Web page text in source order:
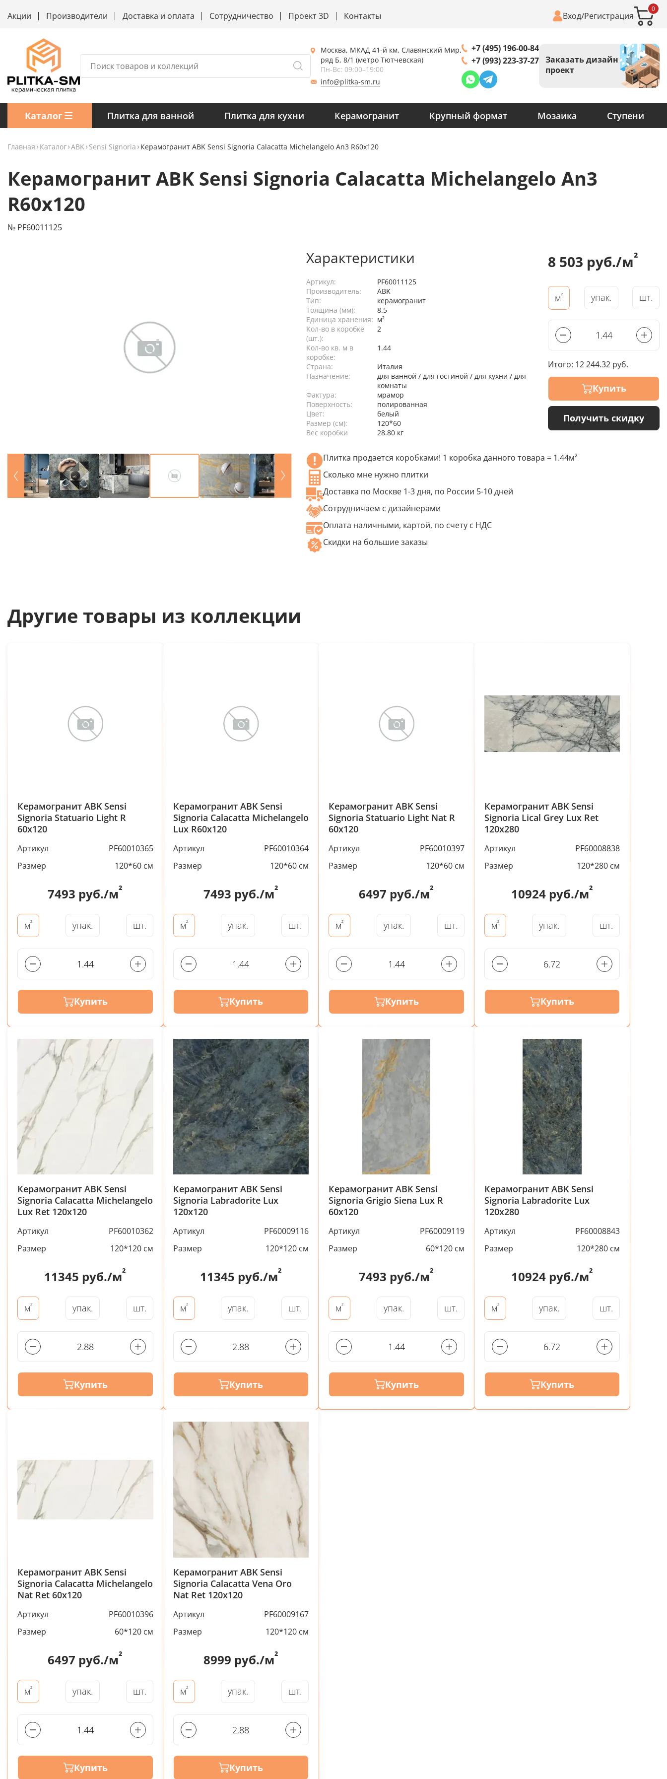
Акции Производители Доставка и оплата Сотрудничество Проект 3D Контакты Вход/Регистрация
0
Москва, МКАД 41-й км, Славянский Мир,
ряд Б, 8/1 (метро Тютчевская)
Пн-Вс: 09:00–19:00
info@plitka-sm.ru
+7 (495) 196-00-84
+7 (993) 223-37-27 Заказать дизайн
проект
Каталог Плитка для ванной Плитка для кухни Керамогранит Крупный формат Мозаика Ступени
Главная Каталог ABK Sensi Signoria Керамогранит ABK Sensi Signoria Calacatta Michelangelo An3 R60x120
Керамогранит ABK Sensi Signoria Calacatta Michelangelo An3
R60x120
№ PF60011125
Характеристики
Артикул:
PF60011125
Производитель:
ABK
Тип:
керамогранит
Толщина (мм):
8.5
Единица хранения: м²
Кол-во в коробке
(шт.):
2
Кол-во кв. м в
коробке:
1.44
Страна:
Италия
Назначение:
для ванной / для гостиной / для кухни / для
комнаты
Фактура:
мрамор
Поверхность:
полированная
Цвет:
белый
Размер (см):
120*60
Вес коробки
28.80 кг
8 503 руб./м²
м² упак. шт.
Итого: 12 244.32 руб.
Купить
Получить скидку
Плитка продается коробками! 1 коробка данного товара = 1.44м²
Сколько мне нужно плитки
Доставка по Москве 1-3 дня, по России 5-10 дней
Сотрудничаем с дизайнерами
Оплата наличными, картой, по счету с НДС
Скидки на большие заказы
Другие товары из коллекции
Керамогранит ABK Sensi
Signoria Statuario Light R
60x120
Артикул
PF60010365
Размер
120*60 см
7493 руб./м²
м² упак. шт.
Купить
Керамогранит ABK Sensi
Signoria Calacatta Michelangelo
Lux R60x120
Артикул
PF60010364
Размер
120*60 см
7493 руб./м²
м² упак. шт.
Купить
Керамогранит ABK Sensi
Signoria Statuario Light Nat R
60x120
Артикул
PF60010397
Размер
120*60 см
6497 руб./м²
м² упак. шт.
Купить
Керамогранит ABK Sensi
Signoria Lical Grey Lux Ret
120x280
Артикул
PF60008838
Размер
120*280 см
10924руб./м²
м² упак. шт.
Купить
Керамогранит ABK Sensi
Signoria Calacatta Michelangelo
Lux Ret 120x120
Артикул
PF60010362
Размер
120*120 см
11345 руб./м²
м² упак. шт.
Купить
Керамогранит ABK Sensi
Signoria Labradorite Lux
120x120
Артикул
PF60009116
Размер
120*120 см
11345 руб./м²
м² упак. шт.
Купить
Керамогранит ABK Sensi
Signoria Grigio Siena Lux R
60x120
Артикул
PF60009119
Размер
60*120 см
7493 руб./м²
м² упак. шт.
Купить
Керамогранит ABK Sensi
Signoria Labradorite Lux
120x280
Артикул
PF60008843
Размер
120*280 см
10924руб./м²
м² упак. шт.
Купить
Керамогранит ABK Sensi
Signoria Calacatta Michelangelo
Nat Ret 60x120
Артикул
PF60010396
Размер
60*120 см
6497 руб./м²
м² упак. шт.
Купить
Керамогранит ABK Sensi
Signoria Calacatta Vena Oro
Nat Ret 120x120
Артикул
PF60009167
Размер
120*120 см
8999 руб./м²
м² упак. шт.
Купить